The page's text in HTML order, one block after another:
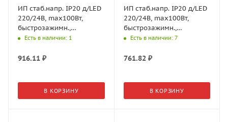
ИП стаб.напр. IP20 д/LED
220/24В, max100Вт,
быстрозажимн.,
алюм.корп. 205*50*24мм
Есть в наличии: 1
916.11 ₽
В КОРЗИНУ
ИП стаб.напр. IP20 д/LED
220/24В, max100Вт,
быстрозажимн.,
алюм.корп.
Есть в наличии: 7
761.82₽
В КОРЗИНУ